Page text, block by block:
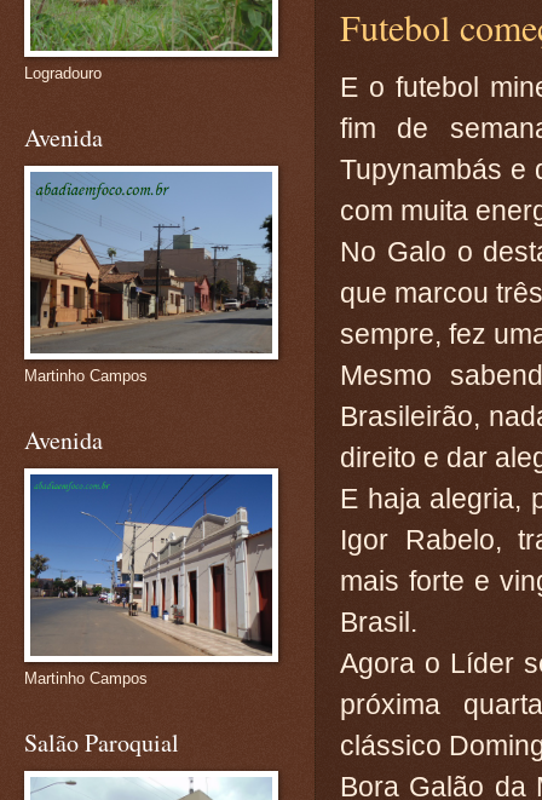
Futebol
E o futebol
fim de
Tupynambás e
com muita
No Galo o
que marcou
sempre, fez
Mesmo
Brasileirão,
direito e dar
E haja alegria,
Igor Rabelo,
mais forte e
Brasil.
Agora o Líder
próxima
clássico
Bora Galão da
Logradouro
Avenida
Martinho Campos
Avenida
Martinho Campos
Salão Paroquial